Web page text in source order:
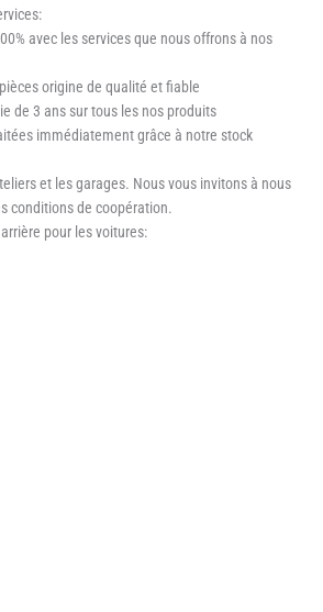
avec les services que nous offrons à nos
origine de qualité et fiable
de 3 ans sur tous les nos produits
immédiatement grâce à notre stock
et les garages. Nous vous invitons à nous
conditions de coopération.
pour les voitures: